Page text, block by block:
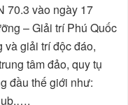
70.3 vào ngày 17
– Giải trí Phú Quốc
giải trí độc đáo,
tâm đảo, quy tụ
đầu thế giới như: